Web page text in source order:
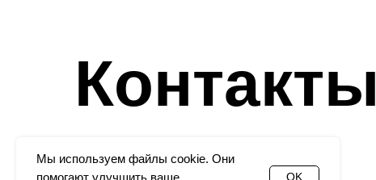
Мы используем файлы cookie. Они
помогают улучшить ваше
OK
Контакты